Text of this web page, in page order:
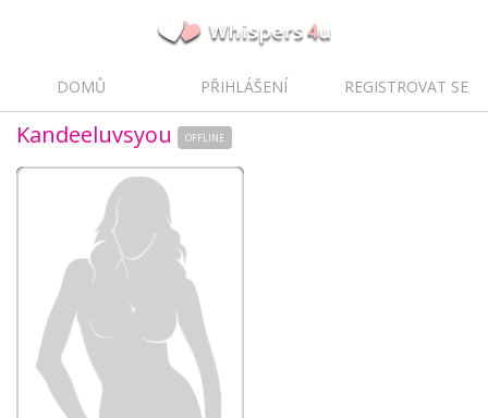
DOMŮ PŘIHLÁŠENÍ REGISTROVAT SE
Kandeeluvsyou OFFLINE